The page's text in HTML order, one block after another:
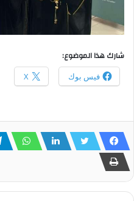
شارك هذا الموضوع:
فيس بوك X